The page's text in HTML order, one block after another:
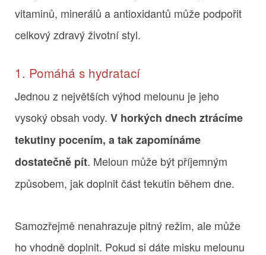
vitaminů, minerálů a antioxidantů může podpořit
celkový zdravý životní styl.
1. Pomáhá s hydratací
Jednou z největších výhod melounu je jeho
vysoký obsah vody. V horkých dnech ztrácíme
tekutiny pocením, a tak zapomínáme
dostatečně pít. Meloun může být příjemným
způsobem, jak doplnit část tekutin během dne.
Samozřejmě nenahrazuje pitný režim, ale může
ho vhodně doplnit. Pokud si dáte misku melounu